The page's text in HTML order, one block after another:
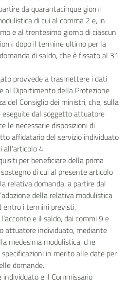
da quarantacinque giorni
di cui al comma 2 e, in
e al trentesimo giorno di ciascun
dopo il termine ultimo per la
di saldo, che è fissato al 31
provvede a trasmettere i dati
al Dipartimento della Protezione
del Consiglio dei ministri, che, sulla
dal soggetto attuatore
le necessarie disposizioni di
affidatario del servizio individuato
all’articolo 4
per beneficiare della prima
di cui al presente articolo
relativa domanda, a partire dal
della relativa modulistica
entro i termini previsti,
e il saldo, dai commi 9 e
attuatore individuato, mediante
medesima modulistica, che
in merito alle date per
domande.
e il Commissario